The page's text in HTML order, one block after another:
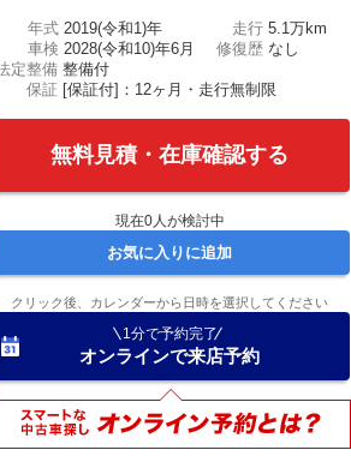
年式 2019(令和1)年 走行 5.1万km
車検 2028(令和10)年6月 修復歴 なし
定整備 整備付
保証 [保証付]：12ヶ月・走行無制限
無料見積・在庫確認する
現在0人が検討中
お気に入りに追加
クリック後、カレンダーから日時を選択してください
1分で予約完了
オンラインで来店予約